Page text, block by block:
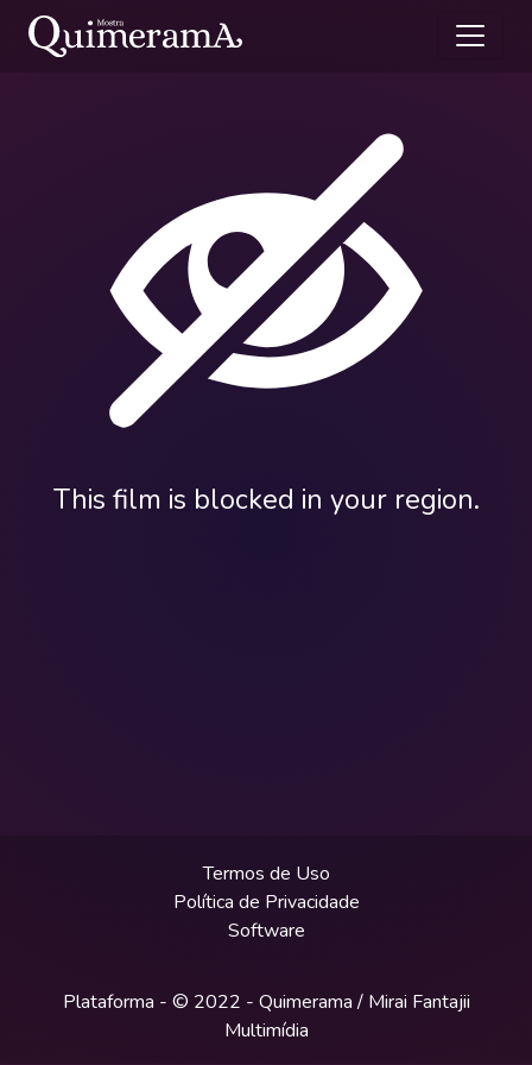
This film is blocked in your region.
Termos de Uso
Política de Privacidade
Software
Plataforma - © 2022 - Quimerama / Mirai Fantajii
Multimídia